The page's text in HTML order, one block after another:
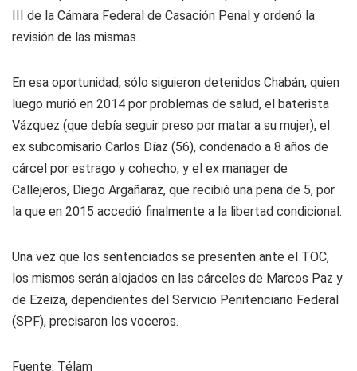
III de la Cámara Federal de Casación Penal y ordenó la
revisión de las mismas.
En esa oportunidad, sólo siguieron detenidos Chabán, quien
luego murió en 2014 por problemas de salud, el baterista
Vázquez (que debía seguir preso por matar a su mujer), el
ex subcomisario Carlos Díaz (56), condenado a 8 años de
cárcel por estrago y cohecho, y el ex manager de
Callejeros, Diego Argañaraz, que recibió una pena de 5, por
la que en 2015 accedió finalmente a la libertad condicional.
Una vez que los sentenciados se presenten ante el TOC,
los mismos serán alojados en las cárceles de Marcos Paz y
de Ezeiza, dependientes del Servicio Penitenciario Federal
(SPF), precisaron los voceros.
Fuente: Télam